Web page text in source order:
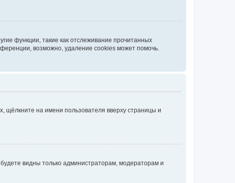
функции, такие как отслеживание прочитанных
возможно, удаление cookies может помочь.
щёлкните на имени пользователя вверху страницы и
будете видны только администраторам, модераторам и